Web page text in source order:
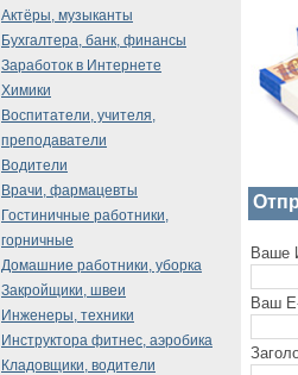
Ваше
Ваш
Актёры, музыканты
Бухгалтера, банк, финансы
Заработок в Интернете
Химики
Воспитатели, учителя,
преподаватели
Водители
Врачи, фармацевты
Гостиничные работники,
горничные
Домашние работники, уборка
Закройщики, швеи
Инженеры, техники
Инструктора фитнес, аэробика
Кладовщики, водители